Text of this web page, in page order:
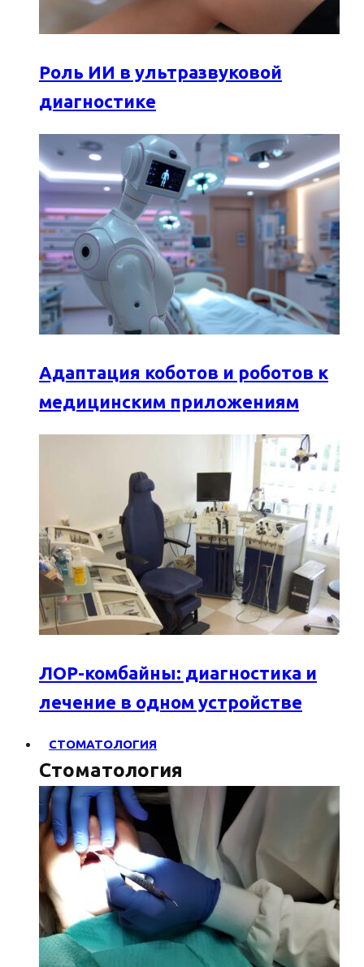
Роль ИИ в ультразвуковой
диагностике
Адаптация коботов и роботов к
медицинским приложениям
ЛОР-комбайны: диагностика и
лечение в одном устройстве
СТОМАТОЛОГИЯ
Стоматология